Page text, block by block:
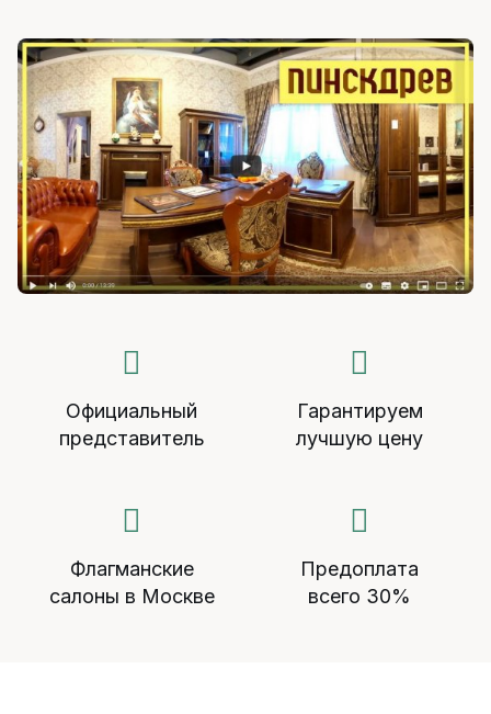
Официальный
представитель
Гарантируем
лучшую цену
Флагманские
салоны в Москве
Предоплата
всего 30%